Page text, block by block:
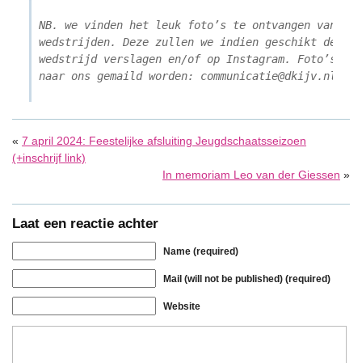
NB. we vinden het leuk foto’s te ontvangen van
wedstrijden. Deze zullen we indien geschikt delen
wedstrijd verslagen en/of op Instagram. Foto’s
naar ons gemaild worden: communicatie@dkijv.nl.
« 7 april 2024: Feestelijke afsluiting Jeugdschaatsseizoen
(+inschrijf link)
In memoriam Leo van der Giessen »
Laat een reactie achter
Name (required)
Mail (will not be published) (required)
Website